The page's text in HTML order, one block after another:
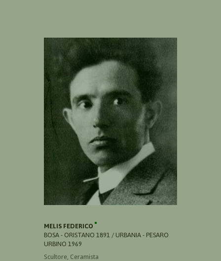
MELIS FEDERICO
BOSA - ORISTANO 1891 / URBANIA - PESARO
URBINO 1969
Scultore, Ceramista